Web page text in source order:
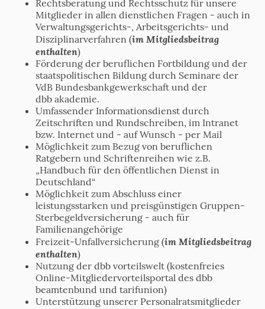
Rechtsberatung und Rechtsschutz für unsere
Mitglieder in allen dienstlichen Fragen - auch in
Verwaltungsgerichts-, Arbeitsgerichts- und
Disziplinarverfahren (im Mitgliedsbeitrag
enthalten)
Förderung der beruflichen Fortbildung und der
staatspolitischen Bildung durch Seminare der
VdB Bundesbankgewerkschaft und der
dbb akademie.
Umfassender Informationsdienst durch
Zeitschriften und Rundschreiben, im Intranet
bzw. Internet und - auf Wunsch - per Mail
Möglichkeit zum Bezug von beruflichen
Ratgebern und Schriftenreihen wie z.B.
„Handbuch für den öffentlichen Dienst in
Deutschland“
Möglichkeit zum Abschluss einer
leistungsstarken und preisgünstigen Gruppen-
Sterbegeld­versicherung - auch für
Familienangehörige
Freizeit-Unfallversicherung (im Mitgliedsbeitrag
enthalten)
Nutzung der dbb vorteilswelt (kostenfreies
Online-Mitgliedervorteilsportal des dbb
beamtenbund und tarifunion)
Unterstützung unserer Personalratsmitglieder